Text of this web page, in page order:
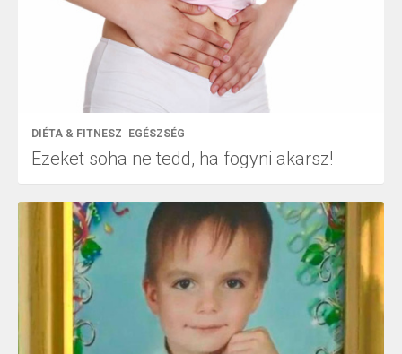
DIÉTA & FITNESZ EGÉSZSÉG
Ezeket soha ne tedd, ha fogyni akarsz!